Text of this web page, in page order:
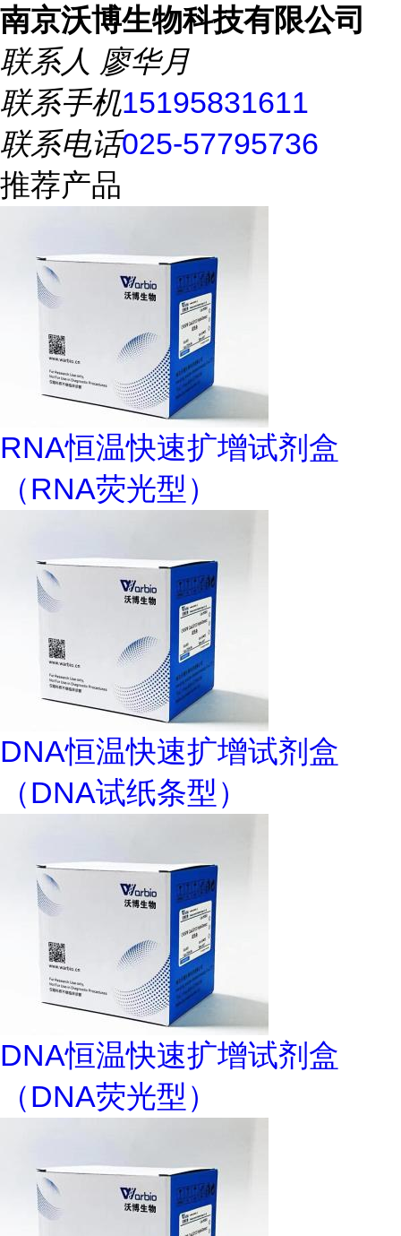
南京沃博生物科技有限公司
联系人 廖华月
联系手机15195831611
联系电话025-57795736
推荐产品
RNA恒温快速扩增试剂盒
（RNA荧光型）
DNA恒温快速扩增试剂盒
（DNA试纸条型）
DNA恒温快速扩增试剂盒
（DNA荧光型）